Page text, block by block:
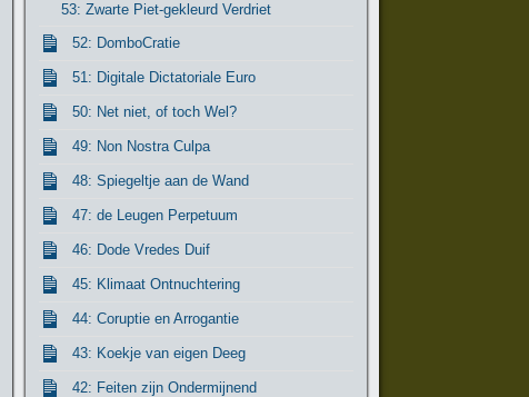
53: Zwarte Piet-gekleurd Verdriet
52: DomboCratie
51: Digitale Dictatoriale Euro
50: Net niet, of toch Wel?
49: Non Nostra Culpa
48: Spiegeltje aan de Wand
47: de Leugen Perpetuum
46: Dode Vredes Duif
45: Klimaat Ontnuchtering
44: Coruptie en Arrogantie
43: Koekje van eigen Deeg
42: Feiten zijn Ondermijnend